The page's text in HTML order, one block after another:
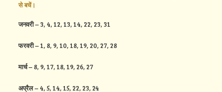
से बचें।
जनवरी– 3, 4, 12, 13, 14, 22, 23, 31
फरवरी– 1, 8, 9, 10, 18, 19, 20, 27, 28
मार्च– 8, 9, 17, 18, 19, 26, 27
अप्रैल– 4, 5, 14, 15, 22, 23, 24